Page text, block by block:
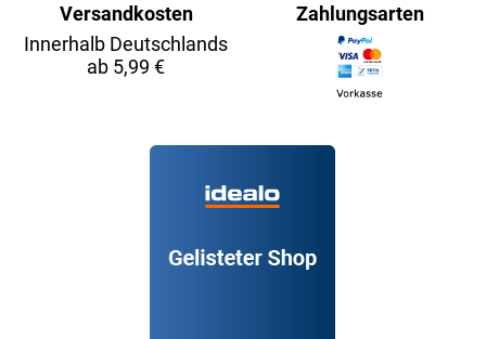
Versandkosten
Innerhalb Deutschlands
ab 5,99 €
Zahlungsarten